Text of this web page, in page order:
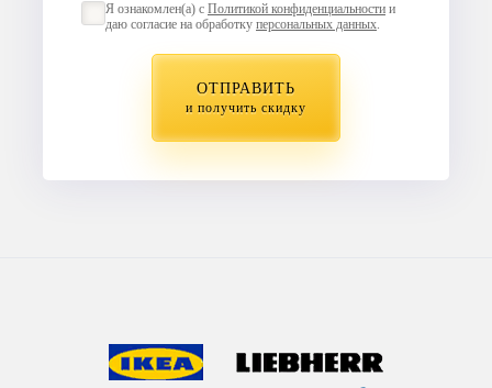
Я ознакомлен(а) с Политикой конфиденциальности и
даю согласие на обработку персональных данных.
ОТПРАВИТЬ
и получить скидку